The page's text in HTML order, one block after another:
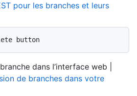
pour les branches et leurs
button
dans l’interface web |
de branches dans votre